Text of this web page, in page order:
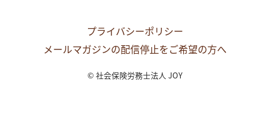
プライバシーポリシー
メールマガジンの配信停止をご希望の方へ
© 社会保険労務士法人 JOY